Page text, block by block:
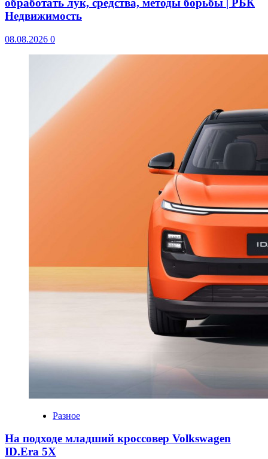
обработать лук, средства, методы борьбы | РБК
Недвижимость
08.08.2026 0
Разное
На подходе младший кроссовер Volkswagen
ID.Era 5X